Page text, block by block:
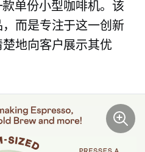
单份小型咖啡机。该
而是专注于这一创新
地向客户展示其优